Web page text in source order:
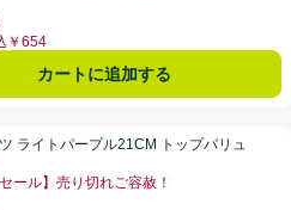
￥654
カートに追加する
トップバリュ
。
ライトパープル21CM トップバリュ
ール】売り切れご容赦！